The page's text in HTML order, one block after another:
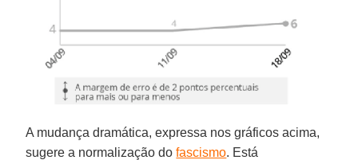
A mudança dramática, expressa nos gráficos acima,
sugere a normalização dofascismo. Está